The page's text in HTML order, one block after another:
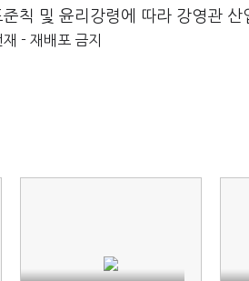
칙 및 윤리강령에 따라 강영관 산
- 재배포 금지